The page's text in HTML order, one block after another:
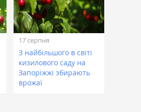
17 серпня
З найбільшого в світі
кизилового саду на
Запоріжжі збирають
врожаї